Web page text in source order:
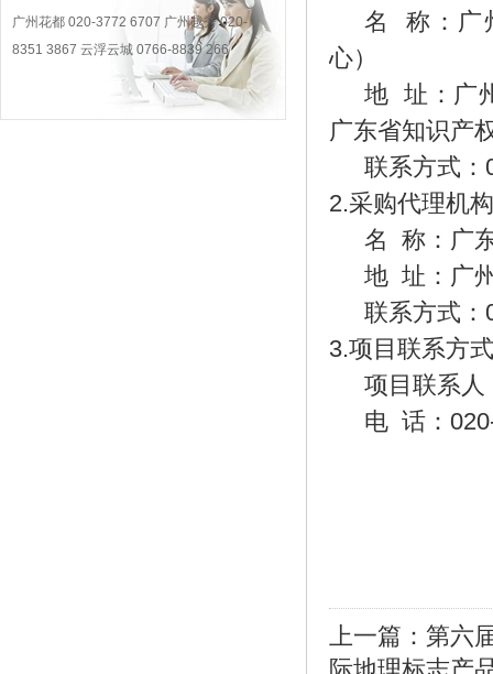
广州花都 020-3772 6707 广州越秀 020-
8351 3867 云浮云城 0766-8839 266
名
称：广
心）
地 址：广
广东省知识产
联系方式：
2.采购代理机
名
称：广
地 址：广
联系方式：
3.项目联系方式
项目联系人
电 话：
上一篇： 第六